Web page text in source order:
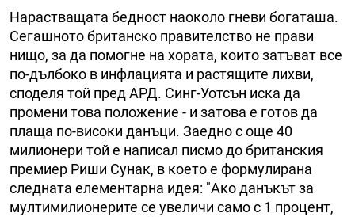
Нарастващата бедност наоколо гневи богаташа.
Сегашното британско правителство не прави
нищо, за да помогне на хората, които затъват все
по-дълбоко в инфлацията и растящите лихви,
споделя той пред АРД. Синг-Уотсън иска да
промени това положение - и затова е готов да
плаща по-високи данъци. Заедно с още 40
милионери той е написал писмо до британския
премиер Риши Сунак, в което е формулирана
следната елементарна идея: "Ако данъкът за
мултимилионерите се увеличи само с 1 процент,